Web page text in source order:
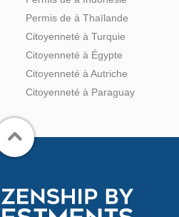
Permis de à Thaïlande
Citoyenneté à Turquie
Citoyenneté à Égypte
Citoyenneté à Autriche
Citoyenneté à Paraguay